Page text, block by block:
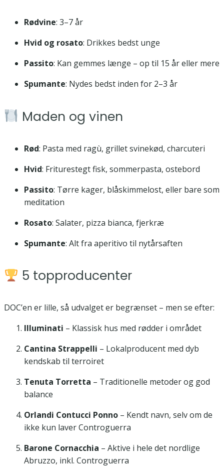
Rødvine: 3–7 år
Hvid og rosato: Drikkes bedst unge
Passito: Kan gemmes længe – op til 15 år eller mere
Spumante: Nydes bedst inden for 2–3 år
Maden og vinen
Rød: Pasta med ragù, grillet svinekød, charcuteri
Hvid: Friturestegt fisk, sommerpasta, ostebord
Passito: Tørre kager, blåskimmelost, eller bare som
meditation
Rosato: Salater, pizza bianca, fjerkræ
Spumante: Alt fra aperitivo til nytårsaften
5 topproducenter
DOC’en er lille, så udvalget er begrænset – men se efter:
Illuminati – Klassisk hus med rødder i området
Cantina Strappelli – Lokalproducent med dyb
kendskab til terroiret
Tenuta Torretta – Traditionelle metoder og god
balance
Orlandi Contucci Ponno – Kendt navn, selv om de
ikke kun laver Controguerra
Barone Cornacchia – Aktive i hele det nordlige
Abruzzo, inkl. Controguerra